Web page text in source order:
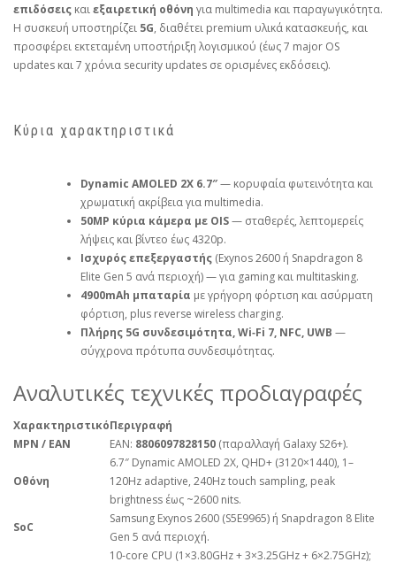
επιδόσεις καιεξαιρετική οθόνη για multimedia και παραγωγικότητα.
Η συσκευή υποστηρίζει 5G, διαθέτει premium υλικά κατασκευής, και
προσφέρει εκτεταμένη υποστήριξη λογισμικού (έως 7 major OS
updates και 7 χρόνια security updates σε ορισμένες εκδόσεις).
Κύρια χαρακτηριστικά
Dynamic AMOLED 2X 6.7″— κορυφαία φωτεινότητα και
χρωματική ακρίβεια για multimedia.
50MP κύρια κάμερα με OIS— σταθερές, λεπτομερείς
λήψεις και βίντεο έως 4320p.
Ισχυρός επεξεργαστής (Exynos 2600 ή Snapdragon 8
Elite Gen 5 ανά περιοχή) — για gaming και multitasking.
4900mAh μπαταρία με γρήγορη φόρτιση και ασύρματη
φόρτιση, plus reverse wireless charging.
Πλήρης 5G συνδεσιμότητα, Wi‑Fi 7, NFC, UWB —
σύγχρονα πρότυπα συνδεσιμότητας.
Αναλυτικές τεχνικές προδιαγραφές
ΧαρακτηριστικόΠεριγραφή
MPN / EAN
EAN: 8806097828150 (παραλλαγή Galaxy S26+).
Οθόνη
6.7″ Dynamic AMOLED 2X, QHD+ (3120×1440), 1–
120Hz adaptive, 240Hz touch sampling, peak
brightness έως ~2600 nits.
SoC
Samsung Exynos 2600 (S5E9965) ή Snapdragon 8 Elite
Gen 5 ανά περιοχή.
10‑core CPU (1×3.80GHz + 3×3.25GHz + 6×2.75GHz);